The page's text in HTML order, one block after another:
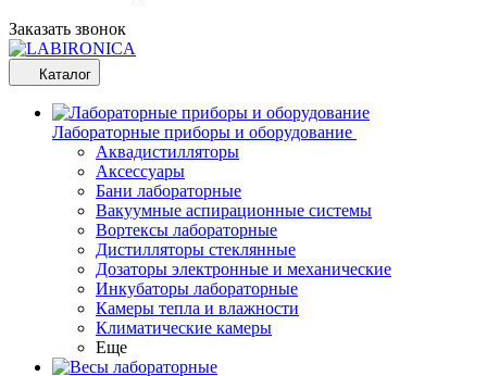
Заказать звонок
Каталог
Лабораторные приборы и оборудование
Аквадистилляторы
Аксессуары
Бани лабораторные
Вакуумные аспирационные системы
Вортексы лабораторные
Дистилляторы стеклянные
Дозаторы электронные и механические
Инкубаторы лабораторные
Камеры тепла и влажности
Климатические камеры
Еще